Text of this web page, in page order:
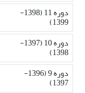
دوره 11 (1398-
1399)
دوره 10 (1397-
1398)
دوره 9 (1396-
1397)